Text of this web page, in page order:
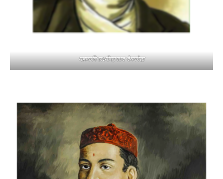
महाकवि लक्ष्मीप्रसाद देवकोटा